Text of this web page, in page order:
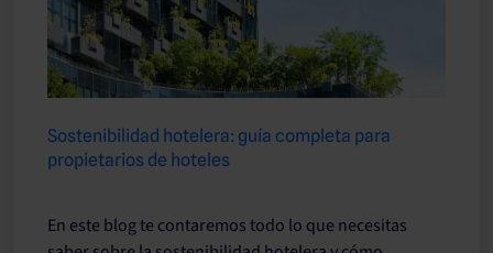
Sostenibilidad hotelera: guía completa para
propietarios de hoteles
En este blog te contaremos todo lo que necesitas